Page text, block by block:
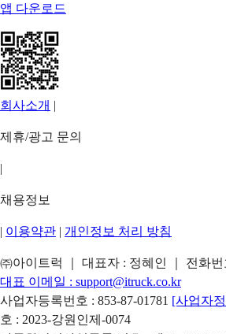
앱 다운로드
회사소개 |
제휴/광고 문의
|
채용정보
| 이용약관 | 개인정보 처리 방침
㈜아이트럭 ｜ 대표자 : 정혜인 ｜ 전화번
대표 이메일 : support@itruck.co.kr
사업자등록번호 : 853-87-01781 [사업자
호 : 2023-강원인제-0074